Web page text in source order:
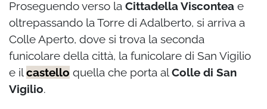
Proseguendo verso la Cittadella Viscontea e
oltrepassando la Torre di Adalberto, si arriva a
Colle Aperto, dove si trova la seconda
funicolare della città, la funicolare di San Vigilio
e ilcastello quella che porta alColle di San
Vigilio.